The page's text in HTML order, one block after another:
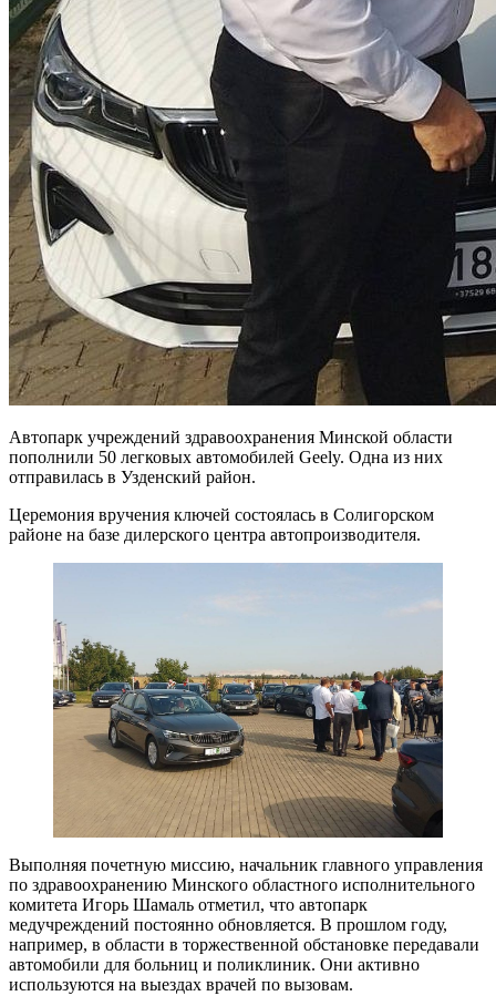
Автопарк учреждений здравоохранения Минской области
пополнили 50 легковых автомобилей Geely. Одна из них
отправилась в Узденский район.
Церемония вручения ключей состоялась в Солигорском
районе на базе дилерского центра автопроизводителя.
Выполняя почетную миссию, начальник главного управления
по здравоохранению Минского областного исполнительного
комитета Игорь Шамаль отметил, что автопарк
медучреждений постоянно обновляется. В прошлом году,
например, в области в торжественной обстановке передавали
автомобили для больниц и поликлиник. Они активно
используются на выездах врачей по вызовам.